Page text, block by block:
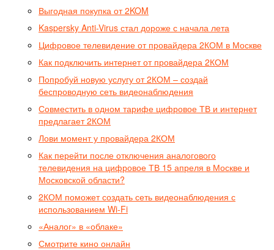
Выгодная покупка от 2KOM
Kaspersky Anti-Virus стал дороже с начала лета
Цифровое телевидение от провайдера 2КОМ в Москве
Как подключить интернет от провайдера 2КОМ
Попробуй новую услугу от 2КОМ – создай
беспроводную сеть видеонаблюдения
Совместить в одном тарифе цифровое ТВ и интернет
предлагает 2КОМ
Лови момент у провайдера 2КОМ
Как перейти после отключения аналогового
телевидения на цифровое ТВ 15 апреля в Москве и
Московской области?
2КОМ поможет создать сеть видеонаблюдения с
использованием Wi-Fi
«Аналог» в «облаке»
Смотрите кино онлайн